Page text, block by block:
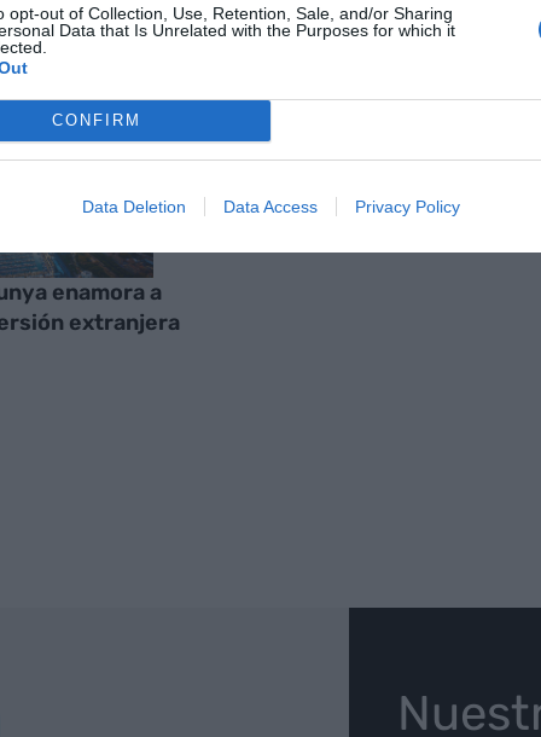
opt-out of Collection, Use, Retention, Sale, and/or Sharing
Data that Is Unrelated with the Purposes for which it
CONFIRM
Data Deletion Data Access Privacy Policy
enamora a
extranjera